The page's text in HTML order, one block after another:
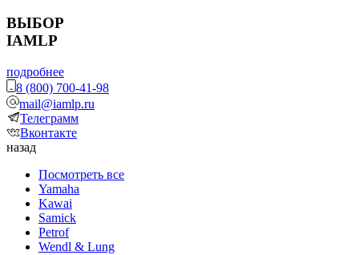
ВЫБОР
IAMLP
подробнее
8 (800) 700-41-98
mail@iamlp.ru
Телеграмм
Вконтакте
назад
Посмотреть все
Yamaha
Kawai
Samick
Petrof
Wendl & Lung